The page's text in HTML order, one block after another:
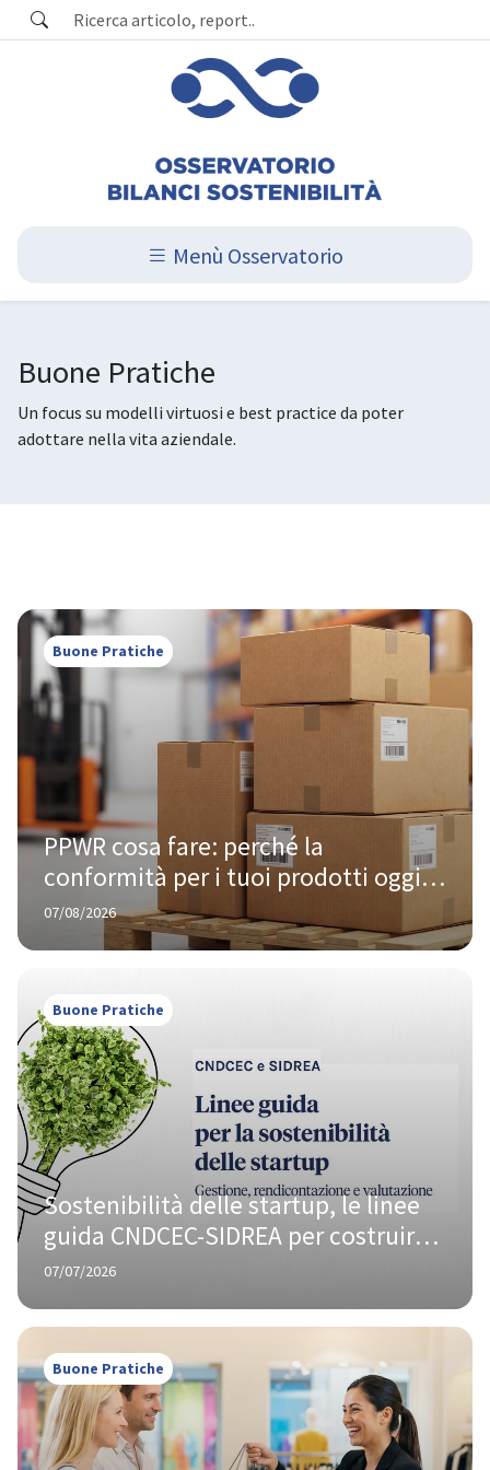
Menù Osservatorio
Buone Pratiche
Un focus su modelli virtuosi e best practice da poter
adottare nella vita aziendale.
Buone Pratiche
PPWR cosa fare: perché la
conformità per i tuoi prodotti oggi
te la chiede Amazon, non Bruxelles
07/08/2026
Buone Pratiche
Sostenibilità delle startup, le linee
guida CNDCEC-SIDREA per costruire
imprese resilienti e capaci di
07/07/2026
Buone Pratiche